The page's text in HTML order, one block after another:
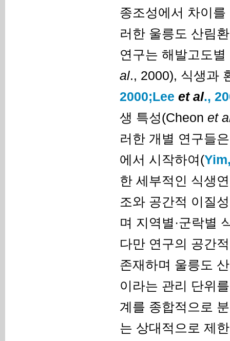
종조성에서 차이
러한 울릉도 산림
연구는 해발고도별
al., 2000), 식생과
2000;Lee et al.,
생 특성(Cheon et
러한 개별 연구들
에서 시작하여(
한 세부적인 식생
조와 공간적 이질
며 지역별·군락별
다만 연구의 공간
존재하며 울릉도
이라는 관리 단위
계를 종합적으로
는 상대적으로 제